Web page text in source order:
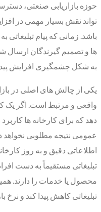
حوزه بازاریابی صنعتی،
تواند نقش بسیار مهمی در
باشد. زمانی که پیام
ها و تصمیم گیرندگان ارسال
به شکل چشمگیری افزایش
یکی از چالش های اصلی در
واقعی و مرتبط است. اگر یک
دهد که برای کارخانه ها
عمومی نتیجه مطلوبی نخواهد
اطلاعاتی دقیق و به روز
تبلیغاتی مستقیماً به دست
محصول یا خدمات را دارند.
تبلیغاتی کاهش پیدا کند و